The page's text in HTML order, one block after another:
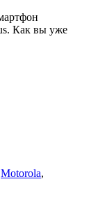
Как вы уже
Motorola,